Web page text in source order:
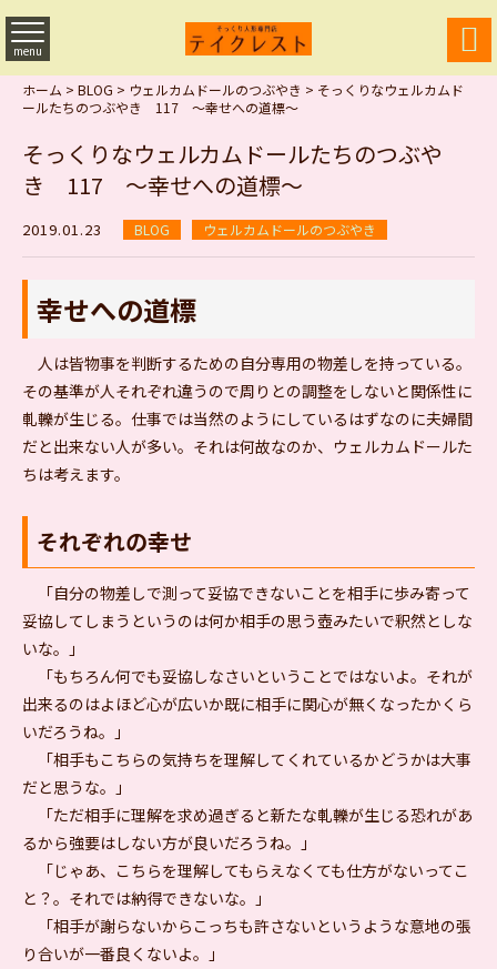
menu 
ホーム > BLOG > ウェルカムドールのつぶやき > そっくりなウェルカムド
ールたちのつぶやき 117 ～幸せへの道標～
そっくりなウェルカムドールたちのつぶや
き 117 ～幸せへの道標～
2019.01.23 BLOG ウェルカムドールのつぶやき
幸せへの道標
人は皆物事を判断するための自分専用の物差しを持っている。
その基準が人それぞれ違うので周りとの調整をしないと関係性に
軋轢が生じる。仕事では当然のようにしているはずなのに夫婦間
だと出来ない人が多い。それは何故なのか、ウェルカムドールた
ちは考えます。
それぞれの幸せ
「自分の物差しで測って妥協できないことを相手に歩み寄って
妥協してしまうというのは何か相手の思う壺みたいで釈然としな
いな。」
「もちろん何でも妥協しなさいということではないよ。それが
出来るのはよほど心が広いか既に相手に関心が無くなったかくら
いだろうね。」
「相手もこちらの気持ちを理解してくれているかどうかは大事
だと思うな。」
「ただ相手に理解を求め過ぎると新たな軋轢が生じる恐れがあ
るから強要はしない方が良いだろうね。」
「じゃあ、こちらを理解してもらえなくても仕方がないってこ
と？。それでは納得できないな。」
「相手が謝らないからこっちも許さないというような意地の張
り合いが一番良くないよ。」